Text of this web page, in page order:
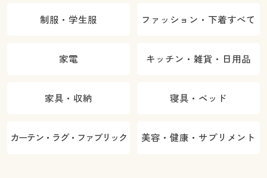
制服・学生服 ファッション・下着すべて
家電 キッチン・雑貨・日用品
家具・収納 寝具・ベッド
カーテン・ラグ・ファブリック 美容・健康・サプリメント